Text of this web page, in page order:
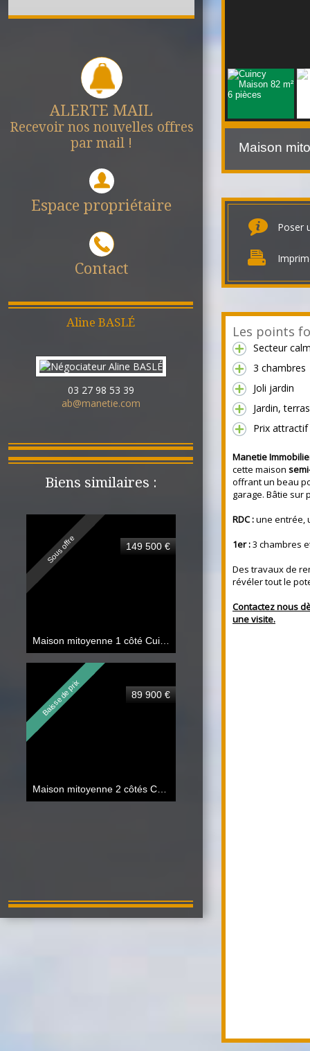
ALERTE MAIL
Recevoir nos nouvelles offres
par mail !
Espace propriétaire
Contact
Aline BASLÉ
03 27 98 53 39
ab@manetie.com
Biens similaires :
Sous offre 149 500 €
Maison mitoyenne 1 côté Cuincy
Baisse de prix 89 900 €
Maison mitoyenne 2 côtés Cuincy
Maison
Poser
Les points
Secteur
3 chambres
Joli jardin
Jardin,
Prix attractif
Manetie
cette maison
offrant un beau
garage. Bâtie sur
RDC :une entrée,
1er :3 chambres
Des travaux de
révéler tout le
Contactez nous
une visite.